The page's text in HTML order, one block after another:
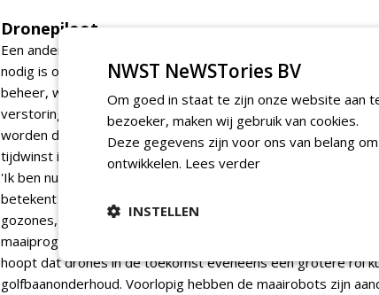
Dronepiloot
Een ander belangrijk unique sellingpoint van de Kress-
nodig is om de satellietontvangst te verbeteren. 'Kress heeft
beheer, waardoor het signaal heel sterk is en de maairobots
verstoring, bijvoorbeeld door bomen rond een golfbaan of
worden door De Ridder in eerste instantie ingezet op
tijdwinst is te behalen, maar gebruik op fairways en tees is
'Ik ben nu druk bezig met het intern uitrollen en het zo
betekent veel rekenwerk. Je moet dan bijvoorbeeld rekening
gozones, het gewenste maaibeeld en de locatie van het
maaiprogramma te komen.' Zijn achtergrond als dronepiloot
hoopt dat drones in de toekomst eveneens een grotere rol
golfbaanonderhoud. Voorlopig hebben de maairobots zijn
NWST NeWSTories BV
Om goed in staat te zijn onze website aan
bezoeker, maken wij gebruik van cookies.
Deze gegevens zijn voor ons van belang
ontwikkelen. Lees verder
INSTELLEN